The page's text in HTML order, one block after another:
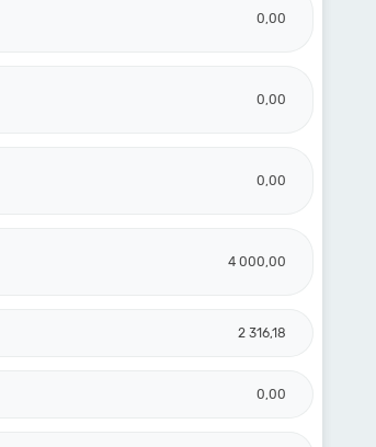
0,00
0,00
0,00
4 000,00
2 316,18
0,00